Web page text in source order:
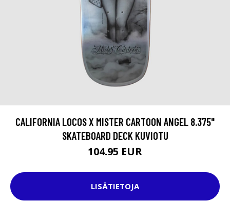
CALIFORNIA LOCOS X MISTER CARTOON ANGEL 8.375"
SKATEBOARD DECK KUVIOTU
104.95 EUR
LISÄTIETOJA